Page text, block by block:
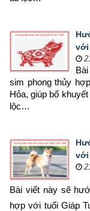
với
sim phong thủy hợp
Hỏa, giúp bổ
lộc…
với
Bài viết này sẽ
hợp với tuổi Giáp